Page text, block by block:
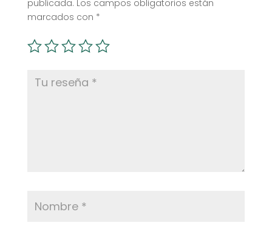
publicada. Los campos obligatorios están
marcados con *